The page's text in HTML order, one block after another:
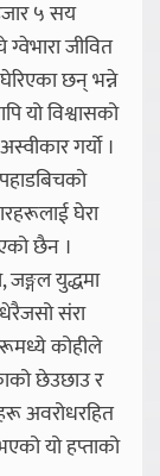
५ सय
जीवित
छन् भन्ने
यो विश्वासको
गर्यो ।
घेरा
छैन ।
जङ्गल युद्धमा
संरा
कोहीले
छेउछाउ र
अवरोधरहित
यो हप्ताको